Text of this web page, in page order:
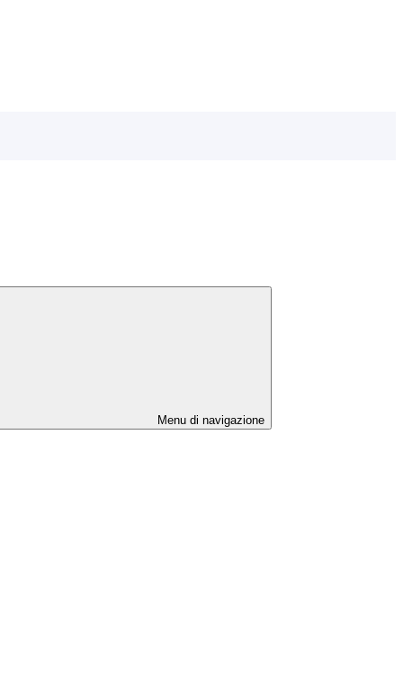
Menu di navigazione